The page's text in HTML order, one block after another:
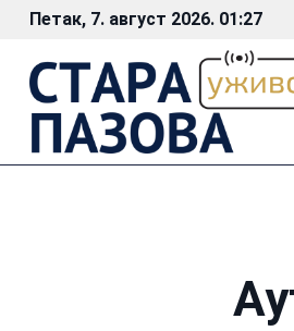
Петак, 7. август 2026. 01:27